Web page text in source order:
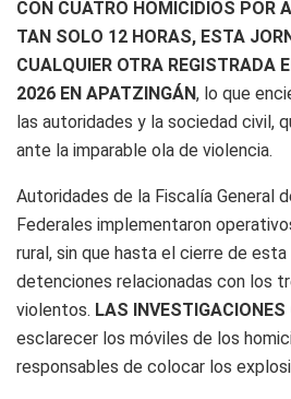
CON CUATRO HOMICIDIOS POR
TAN SOLO 12 HORAS, ESTA
CUALQUIER OTRA REGISTRADA
2026 EN APATZINGÁN, lo que
las autoridades y la sociedad civil,
ante la imparable ola de violencia.
Autoridades de la Fiscalía General
Federales implementaron
rural, sin que hasta el cierre de
detenciones relacionadas con los
violentos. LAS
esclarecer los móviles de los
responsables de colocar los